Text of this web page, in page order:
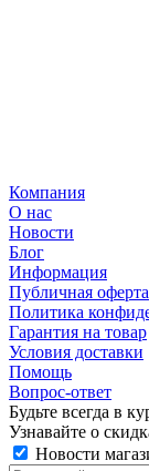
Компания
О нас
Новости
Блог
Информация
Публичная оферта
Политика
Гарантия на товар
Условия доставки
Помощь
Вопрос-ответ
Будьте всегда в
Узнавайте о
Новости